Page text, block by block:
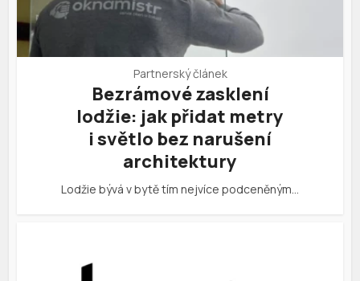
Partnerský článek
Bezrámové zasklení
lodžie: jak přidat metry
i světlo bez narušení
architektury
Lodžie bývá v bytě tím nejvíce podceněným…